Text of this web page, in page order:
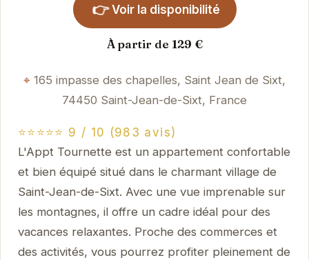
👉 Voir la disponibilité
À partir de 129 €
165 impasse des chapelles, Saint Jean de Sixt,
74450 Saint-Jean-de-Sixt, France
⭐⭐⭐⭐⭐ 9 / 10 (983 avis)
L'Appt Tournette est un appartement confortable
et bien équipé situé dans le charmant village de
Saint-Jean-de-Sixt. Avec une vue imprenable sur
les montagnes, il offre un cadre idéal pour des
vacances relaxantes. Proche des commerces et
des activités, vous pourrez profiter pleinement de